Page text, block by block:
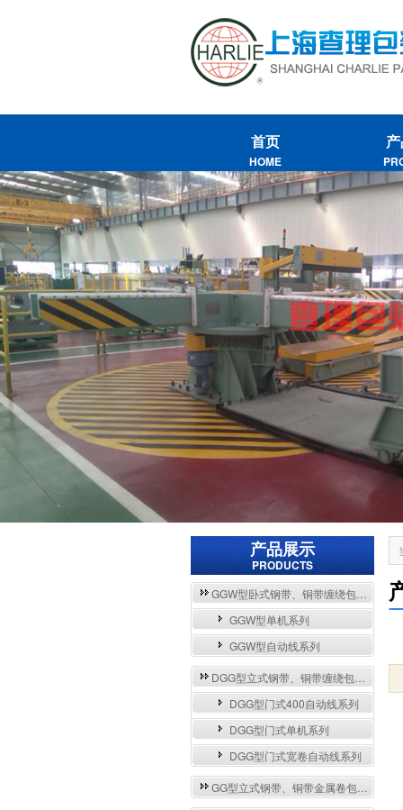
首页
HOME
产品展示
PRODUCTS
GGW型卧式钢带、铜带缠绕包装自动流水线与单机系列
GGW型单机系列
GGW型自动线系列
DGG型立式钢带、铜带缠绕包装自动流水线与单机系列
DGG型门式400自动线系列
DGG型门式单机系列
DGG型门式宽卷自动线系列
GG型立式钢带、铜带金属卷包装机系列